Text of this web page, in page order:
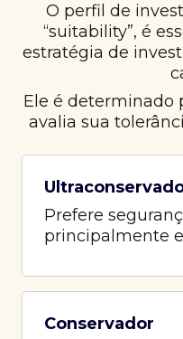
O perfil de
“suitability”, é
estratégia de
Ele é determinado
avalia sua
Prefere
principalmente
Conservador